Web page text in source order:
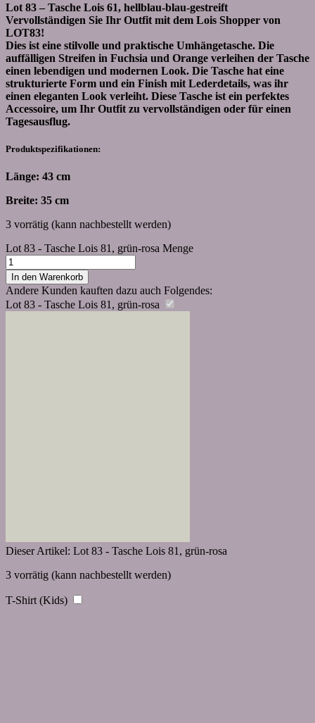
Lot 83 – Tasche Lois 61, hellblau-blau-gestreift
Vervollständigen Sie Ihr Outfit mit dem Lois Shopper von
LOT83!
Dies ist eine stilvolle und praktische Umhängetasche. Die
auffälligen Streifen in Fuchsia und Orange verleihen der Tasche
einen lebendigen und modernen Look. Die Tasche hat eine
strukturierte Form und ein Finish mit Lederdetails, was ihr
einen eleganten Look verleiht. Diese Tasche ist ein perfektes
Accessoire, um Ihr Outfit zu vervollständigen oder für einen
Tagesausflug.
Produktspezifikationen:
Länge: 43 cm
Breite: 35 cm
3 vorrätig (kann nachbestellt werden)
Lot 83 - Tasche Lois 81, grün-rosa Menge
In den Warenkorb
Andere Kunden kauften dazu auch Folgendes:
Lot 83 - Tasche Lois 81, grün-rosa
Dieser Artikel: Lot 83 - Tasche Lois 81, grün-rosa
3 vorrätig (kann nachbestellt werden)
T-Shirt (Kids)